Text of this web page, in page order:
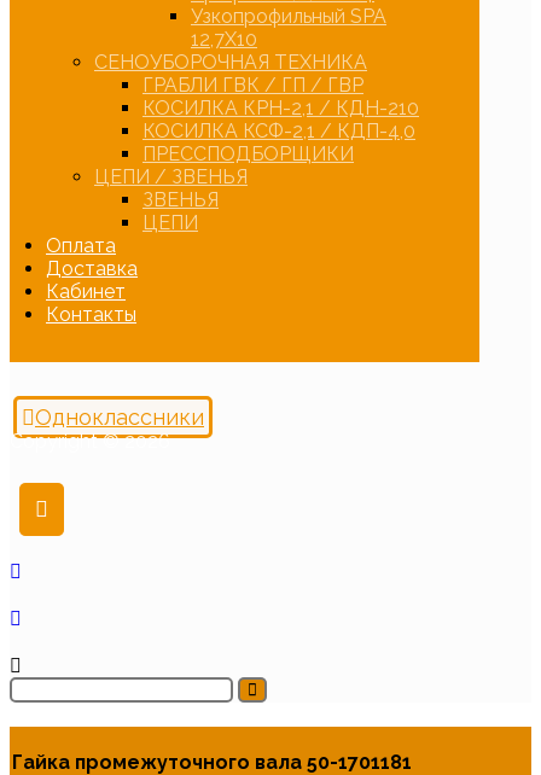
Узкопрофильный SPA
12,7Х10
СЕНОУБОРОЧНАЯ ТЕХНИКА
ГРАБЛИ ГВК / ГП / ГВР
КОСИЛКА КРН-2,1 / КДН-210
КОСИЛКА КСФ-2,1 / КДП-4,0
ПРЕССПОДБОРЩИКИ
ЦЕПИ / ЗВЕНЬЯ
ЗВЕНЬЯ
ЦЕПИ
Оплата
Доставка
Кабинет
Контакты
Одноклассники
Copyright © 2026
Гайка промежуточного вала 50-1701181